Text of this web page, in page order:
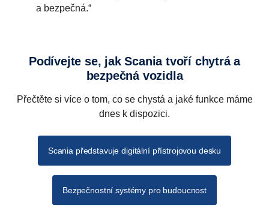
a bezpečná.“
Podívejte se, jak Scania tvoří chytrá a
bezpečná vozidla
Přečtěte si více o tom, co se chystá a jaké funkce máme
dnes k dispozici.
Scania představuje digitální přístrojovou desku
Bezpečnostní systémy pro budoucnost